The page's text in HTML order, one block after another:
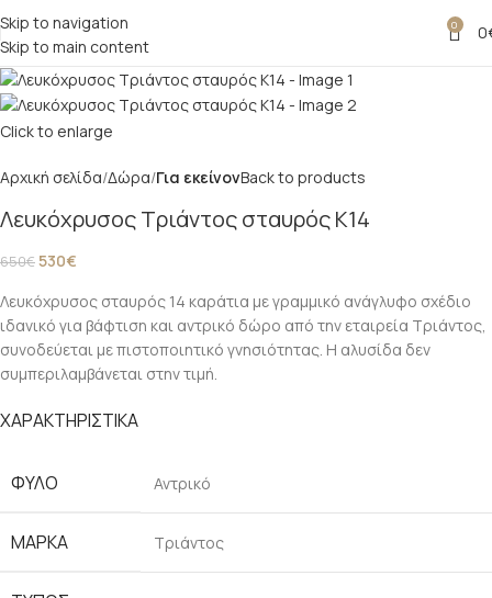
Skip to navigation
Skip to main content
0 0
-18%
Click to enlarge
Αρχική σελίδα Δώρα Για εκείνονBack to products
Λευκόχρυσος Τριάντος σταυρός Κ14
650€530€
Λευκόχρυσος σταυρός 14 καράτια με γραμμικό ανάγλυφο σχέδιο
ιδανικό για βάφτιση και αντρικό δώρο από την εταιρεία Τριάντος,
συνοδεύεται με πιστοποιητικό γνησιότητας. Η αλυσίδα δεν
συμπεριλαμβάνεται στην τιμή.
ΧΑΡΑΚΤΗΡΙΣΤΙΚΑ
ΦΥΛΟ Αντρικό
ΜΑΡΚΑ Τριάντος